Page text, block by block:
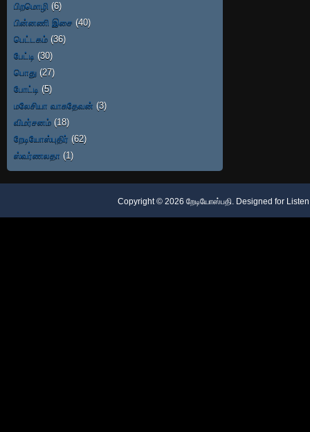
பிறமொழி (6)
பின்னணி இசை (40)
பெட்டகம் (36)
பேட்டி (30)
பொது (27)
போட்டி (5)
மலேசியா வாசுதேவன் (3)
விமர்சனம் (18)
றேடியோஸ்புதிர் (62)
ஸ்வர்ணலதா (1)
Copyright © 2026 றேடியோஸ்பதி. Designed for